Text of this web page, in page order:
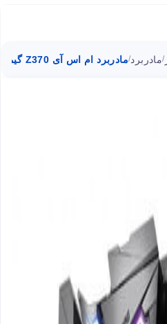
/مادربرد/مادربرد ام اس آی Z370 گیمینگ